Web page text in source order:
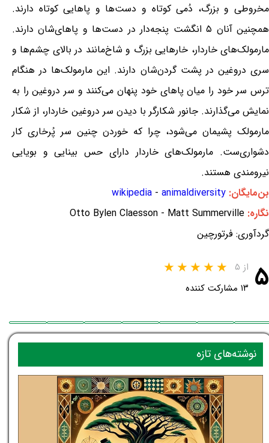
مخروطی و بزرگ، دُمی کوتاه و دست‌ها و پاهایی کوتاه دارند.
همچنین آنان ۵ انگشت پنجه‌دار در دست‌ها و پاهای‌شان دارند.
مارمولک‌های خاردار، خارهایی بزرگ و شاخ‌مانند در بالای چشم‌ها و
سری دروغین در پشت گردن‌شان دارند. این مارمولک‌ها در هنگام
ترس سر خود را میان پاهای خود پنهان می‌کنند و سر دروغین را به
نمایش می‌گذارند. جانور شکارگر با دیدن سر دروغین خاردار، از شکار
مارمولک پشیمان می‌شود، چرا که خوردن چنین سر پُرخاری کار
دشواری‌ست. مارمولک‌های خاردار دارای حس بینایی و بویایی
نیرومندی هستند.
بن‌مایگان:
wikipedia - animaldiversity
نگاره: Otto Bylen Claesson - Matt Summerville
گردآوری: فرتورچین
۵ از ۵
۱۳ مشارکت کننده
نوشته‌های تازه